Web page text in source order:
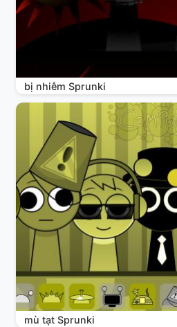
bị nhiễm Sprunki
mù tạt Sprunki